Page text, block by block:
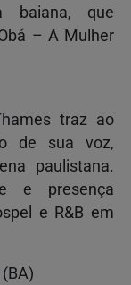
baiana, que
– A Mulher
traz ao
de sua voz,
paulistana.
e presença
e R&B em